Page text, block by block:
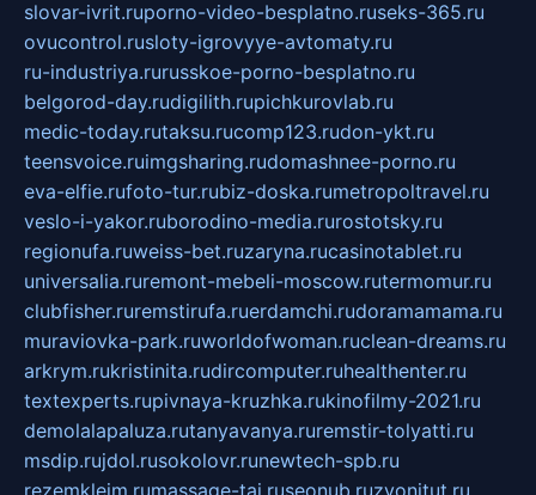
slovar-ivrit.ruporno-video-besplatno.ruseks-365.ru
ovucontrol.rusloty-igrovyye-avtomaty.ru
ru-industriya.rurusskoe-porno-besplatno.ru
belgorod-day.rudigilith.rupichkurovlab.ru
medic-today.rutaksu.rucomp123.rudon-ykt.ru
teensvoice.ruimgsharing.rudomashnee-porno.ru
eva-elfie.rufoto-tur.rubiz-doska.rumetropoltravel.ru
veslo-i-yakor.ruborodino-media.rurostotsky.ru
regionufa.ruweiss-bet.ruzaryna.rucasinotablet.ru
universalia.ruremont-mebeli-moscow.rutermomur.ru
clubfisher.ruremstirufa.ruerdamchi.rudoramamama.ru
muraviovka-park.ruworldofwoman.ruclean-dreams.ru
arkrym.rukristinita.rudircomputer.ruhealthenter.ru
textexperts.rupivnaya-kruzhka.rukinofilmy-2021.ru
demolalapaluza.rutanyavanya.ruremstir-tolyatti.ru
msdip.rujdol.rusokolovr.runewtech-spb.ru
rezemkleim.rumassage-tai.ruseonub.ruzvonitut.ru